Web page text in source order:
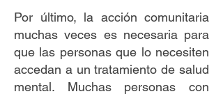
Por último, la acción comunitaria
muchas veces es necesaria para
que las personas que lo necesiten
accedan a un tratamiento de salud
mental. Muchas personas con